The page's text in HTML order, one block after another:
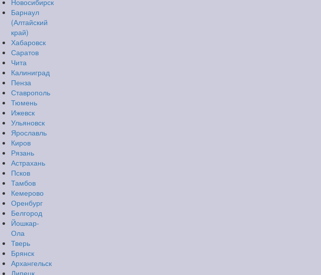
Новосибирск
Барнаул
(Алтайский
край)
Хабаровск
Саратов
Чита
Калиниград
Пенза
Ставрополь
Тюмень
Ижевск
Ульяновск
Ярославль
Киров
Рязань
Астрахань
Псков
Тамбов
Кемерово
Оренбург
Белгород
Йошкар-
Ола
Тверь
Брянск
Архангельск
Липецк